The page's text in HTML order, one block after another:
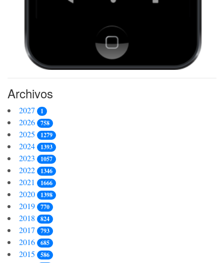
Archivos
2027 1
2026 758
2025 1279
2024 1393
2023 1057
2022 1346
2021 1666
2020 1398
2019 770
2018 824
2017 793
2016 685
2015 586